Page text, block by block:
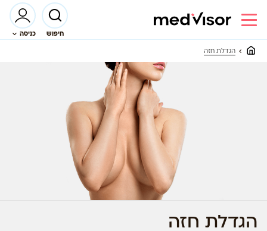
חיפוש כניסה
הגדלת חזה
הגדלת חזה